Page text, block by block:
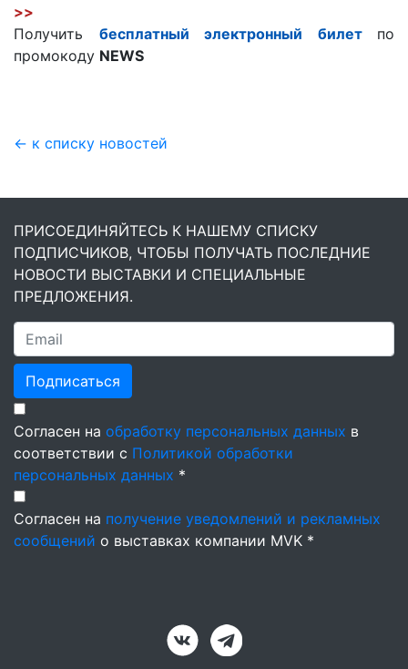
>>
Получить бесплатный электронный билет по
промокоду NEWS
← к списку новостей
ПРИСОЕДИНЯЙТЕСЬ К НАШЕМУ СПИСКУ
ПОДПИСЧИКОВ, ЧТОБЫ ПОЛУЧАТЬ ПОСЛЕДНИЕ
НОВОСТИ ВЫСТАВКИ И СПЕЦИАЛЬНЫЕ
ПРЕДЛОЖЕНИЯ.
Подписаться
Согласен на обработку персональных данных в
соответствии с Политикой обработки
персональных данных *
Согласен на получение уведомлений и рекламных
сообщений о выставках компании MVK *